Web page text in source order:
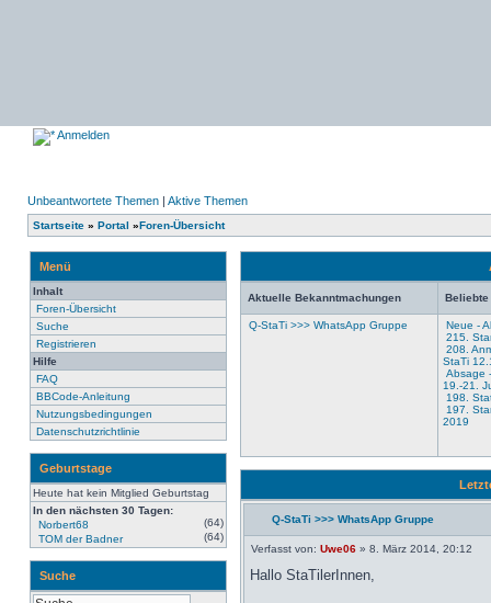
Anmelden
Unbeantwortete Themen | Aktive Themen
Startseite » Portal »Foren-Übersicht
Menü
Inhalt
Foren-Übersicht
Suche
Registrieren
Hilfe
FAQ
BBCode-Anleitung
Nutzungsbedingungen
Datenschutzrichtlinie
Geburtstage
Heute hat kein Mitglied Geburtstag
In den nächsten 30 Tagen:
Norbert68
(64)
TOM der Badner
(64)
Suche
Aktuelle Bekanntmachungen Beliebte
Q-StaTi >>> WhatsApp Gruppe
Neue -
215.
208.
StaTi
Absage
19.-21.
198.
197.
2019
Neuester
Q-StaTi >>> WhatsApp Gruppe
Verfasst von: Uwe06 » 8. März 2014, 20:12
Hallo StaTilerInnen,